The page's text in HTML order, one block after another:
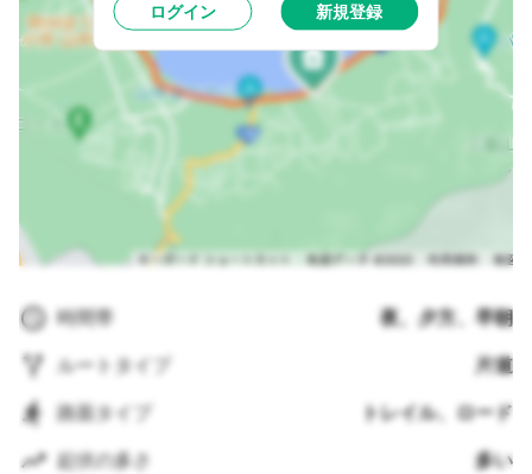
時間帯 夜、夕方、早朝
ルートタイプ 片道
路面タイプ トレイル、ロード
起伏の多さ 多い
ログイン 新規登録